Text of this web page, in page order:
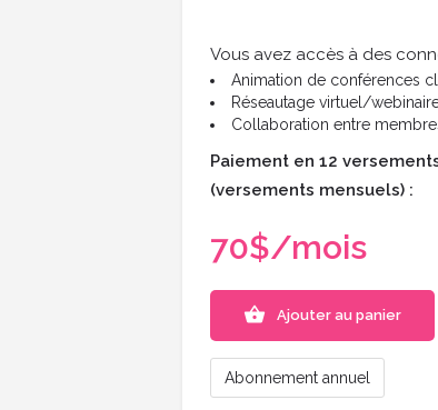
Vous avez accès à des
Animation de conférences
Réseautage virtuel/
Collaboration entre
Paiement en 12
(versements mensuels) :
70$/mois
Ajouter au panier
Abonnement annuel